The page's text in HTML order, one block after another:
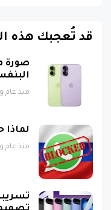
قد تُعجبك هذه
منذ عام
منذ عام